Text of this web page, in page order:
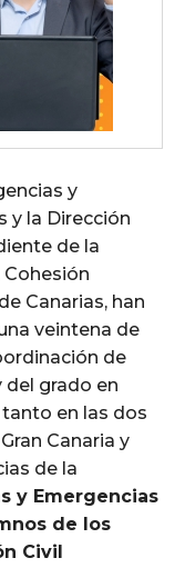
y
y la Dirección
de la
Canarias, han
veintena de
de
del grado en
en las dos
Canaria y
de la
y Emergencias
de los
Civil